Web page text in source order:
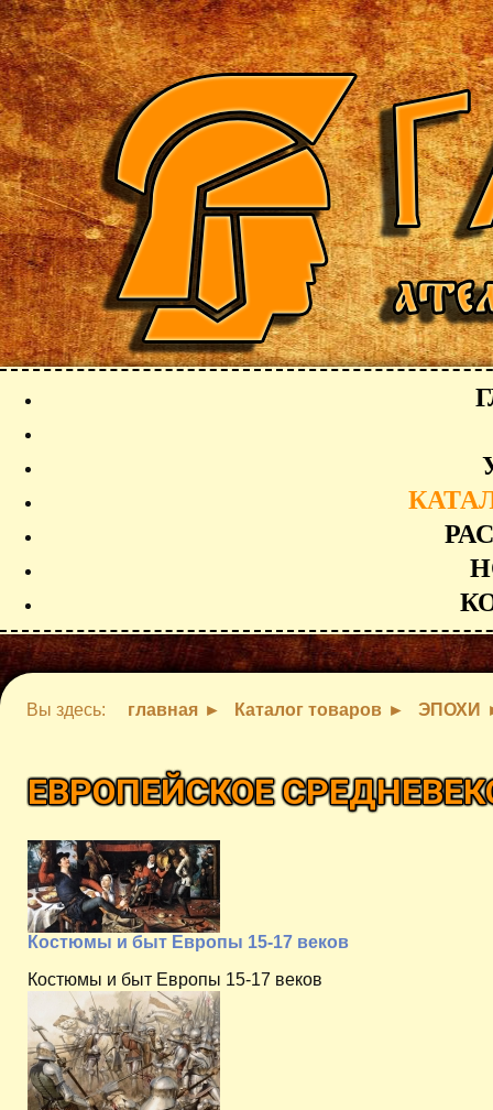
Вы здесь: главная Каталог товаров ЭПОХИ
ЕВРОПЕЙСКОЕ
Костюмы и быт Европы 15-17 веков
Костюмы и быт Европы 15-17 веков